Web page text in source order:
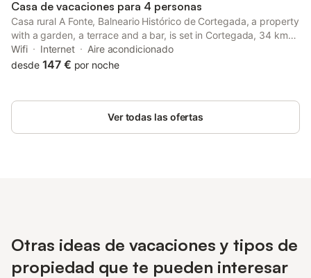
Casa de vacaciones para 4 personas
Casa rural A Fonte, Balneario Histórico de Cortegada, a property
with a garden, a terrace and a bar, is set in Cortegada, 34 km
from Nossa Senhora da Peneda Sanctuary, 37 km from Pazo da
Touza Golf, as well as 43 km from Auditorium - Exhibition...
Wifi Internet
Aire acondicionado
desde 147 € por noche
Ver todas las ofertas
Otras ideas de vacaciones y tipos de
propiedad que te pueden interesar